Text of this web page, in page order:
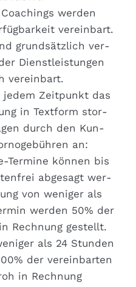
wer­den
ver­ein­bart.
grund­sätz­lich ver­
Dienst­leis­tun­gen
ver­ein­bart.
jedem Zeit­punkt das
in Text­form stor­
durch den Kun­
an:
Ter­mi­ne kön­nen bis
abge­sagt wer­
von weni­ger als
wer­den 50% der
Rech­nung gestellt.
als 24 Stun­den
der ver­ein­bar­ten
in Rech­nung